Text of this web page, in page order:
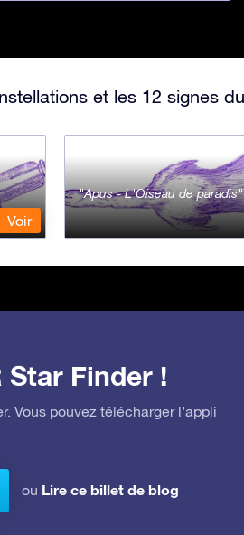
et les 12 signes
Voir
Apus - L'Oiseau de paradis
Finder !
Vous pouvez télécharger l’appli
ou Lire ce billet de blog